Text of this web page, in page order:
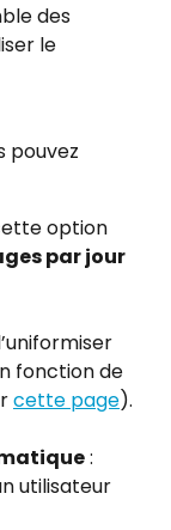
des
le
pouvez
option
par jour
fonction de
cette page).
:
utilisateur